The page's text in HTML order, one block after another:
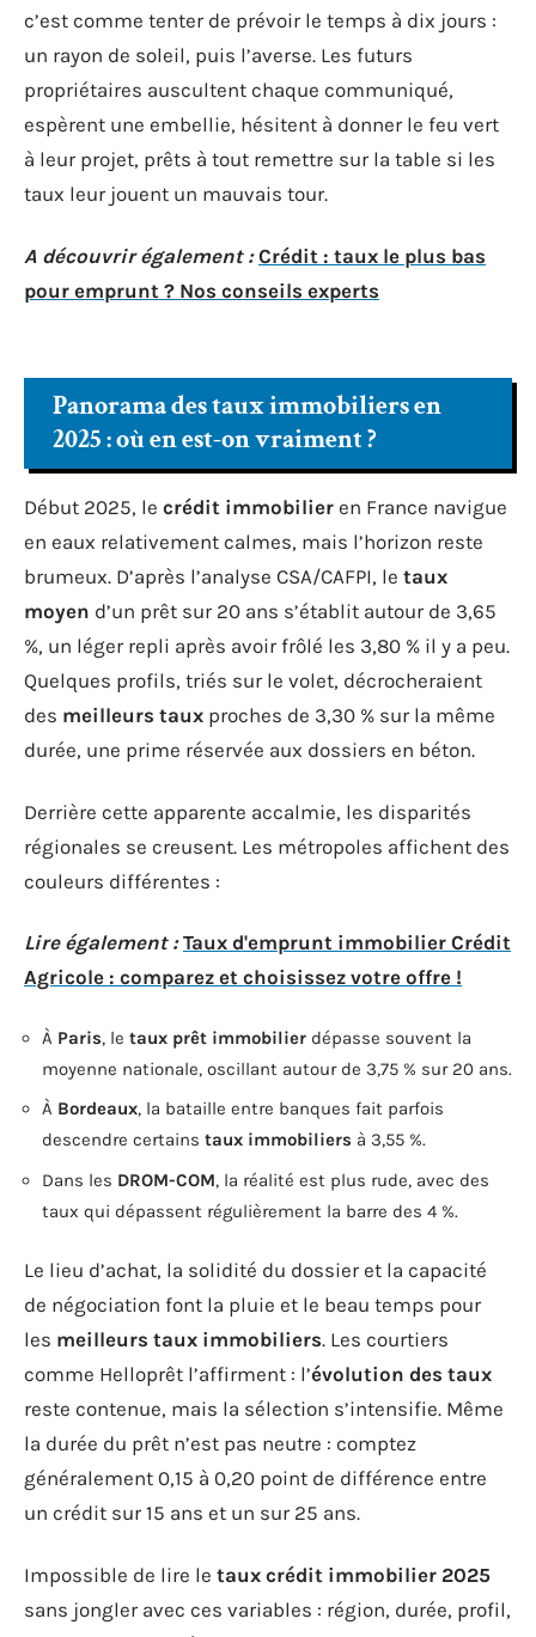
c’est comme tenter de prévoir le temps à dix jours :
un rayon de soleil, puis l’averse. Les futurs
propriétaires auscultent chaque communiqué,
espèrent une embellie, hésitent à donner le feu vert
à leur projet, prêts à tout remettre sur la table si les
taux leur jouent un mauvais tour.
A découvrir également : Crédit : taux le plus bas
pour emprunt ? Nos conseils experts
Panorama des taux immobiliers en
2025 : où en est-on vraiment ?
Début 2025, le crédit immobilier en France navigue
en eaux relativement calmes, mais l’horizon reste
brumeux. D’après l’analyse CSA/CAFPI, le taux
moyen d’un prêt sur 20 ans s’établit autour de 3,65
%, un léger repli après avoir frôlé les 3,80 % il y a peu.
Quelques profils, triés sur le volet, décrocheraient
des meilleurs taux proches de 3,30 % sur la même
durée, une prime réservée aux dossiers en béton.
Derrière cette apparente accalmie, les disparités
régionales se creusent. Les métropoles affichent des
couleurs différentes :
Lire également : Taux d'emprunt immobilier Crédit
Agricole : comparez et choisissez votre offre !
À Paris, le taux prêt immobilier dépasse souvent la
moyenne nationale, oscillant autour de 3,75 % sur 20 ans.
À Bordeaux, la bataille entre banques fait parfois
descendre certains taux immobiliers à 3,55 %.
Dans les DROM-COM, la réalité est plus rude, avec des
taux qui dépassent régulièrement la barre des 4 %.
Le lieu d’achat, la solidité du dossier et la capacité
de négociation font la pluie et le beau temps pour
les meilleurs taux immobiliers. Les courtiers
comme Helloprêt l’affirment : l’évolution des taux
reste contenue, mais la sélection s’intensifie. Même
la durée du prêt n’est pas neutre : comptez
généralement 0,15 à 0,20 point de différence entre
un crédit sur 15 ans et un sur 25 ans.
Impossible de lire le taux crédit immobilier 2025
sans jongler avec ces variables : région, durée, profil,